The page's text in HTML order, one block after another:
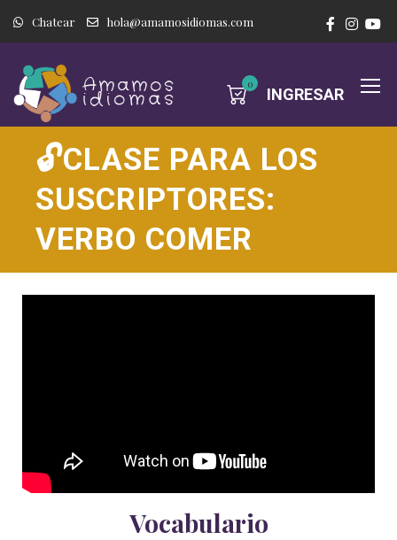
Chatear hola@amamosidiomas.com
0
INGRESAR
🔓CLASE PARA LOS
SUSCRIPTORES:
VERBO COMER
Vocabulario